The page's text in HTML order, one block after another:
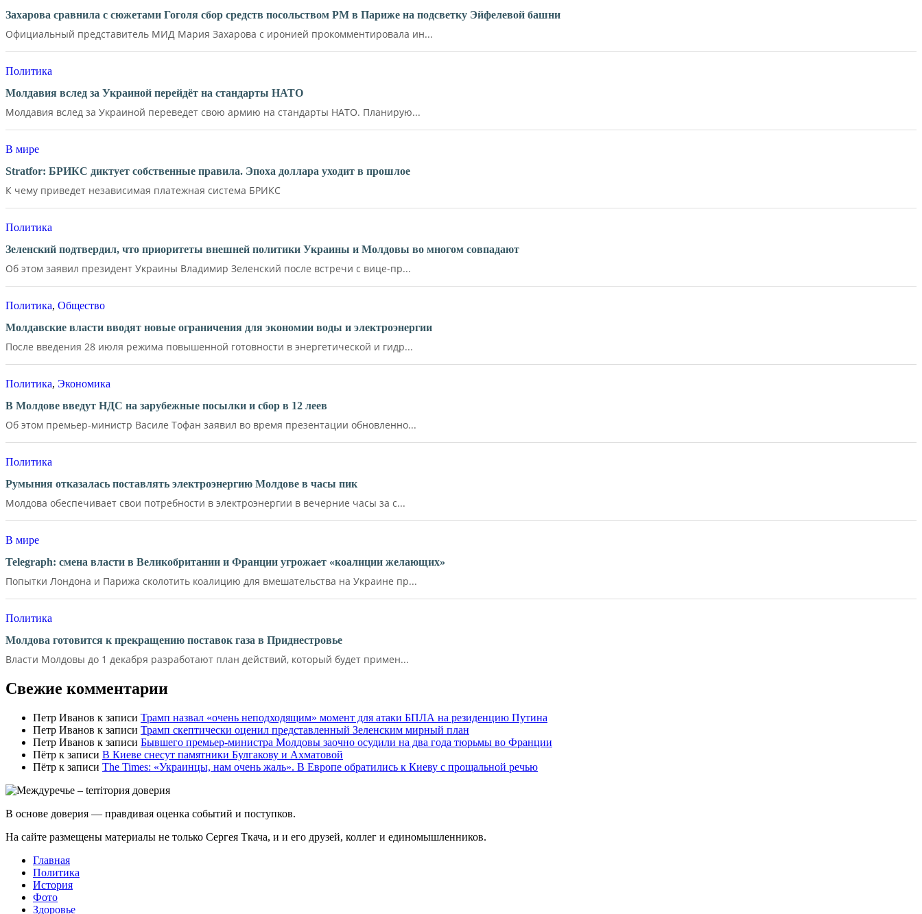
Захарова сравнила с сюжетами Гоголя сбор средств посольством РМ в Париже на подсветку Эйфелевой башни
Официальный представитель МИД Мария Захарова с иронией прокомментировала ин...
Политика
Молдавия вслед за Украиной перейдёт на стандарты НАТО
Молдавия вслед за Украиной переведет свою армию на стандарты НАТО. Планирую...
В мире
Stratfor: БРИКС диктует собственные правила. Эпоха доллара уходит в прошлое
К чему приведет независимая платежная система БРИКС
Политика
Зеленский подтвердил, что приоритеты внешней политики Украины и Молдовы во многом совпадают
Об этом заявил президент Украины Владимир Зеленский после встречи с вице-пр...
Политика, Общество
Молдавские власти вводят новые ограничения для экономии воды и электроэнергии
После введения 28 июля режима повышенной готовности в энергетической и гидр...
Политика, Экономика
В Молдове введут НДС на зарубежные посылки и сбор в 12 леев
Об этом премьер-министр Василе Тофан заявил во время презентации обновленно...
Политика
Румыния отказалась поставлять электроэнергию Молдове в часы пик
Молдова обеспечивает свои потребности в электроэнергии в вечерние часы за с...
В мире
Telegraph: смена власти в Великобритании и Франции угрожает «коалиции желающих»
Попытки Лондона и Парижа сколотить коалицию для вмешательства на Украине пр...
Политика
Молдова готовится к прекращению поставок газа в Приднестровье
Власти Молдовы до 1 декабря разработают план действий, который будет примен...
Свежие комментарии
Петр Иванов к записи Трамп назвал «очень неподходящим» момент для атаки БПЛА на резиденцию Путина
Петр Иванов к записи Трамп скептически оценил представленный Зеленским мирный план
Петр Иванов к записи Бывшего премьер-министра Молдовы заочно осудили на два года тюрьмы во Франции
Пётр к записи В Киеве снесут памятники Булгакову и Ахматовой
Пётр к записи Тhe Times: «Украинцы, нам очень жаль». В Европе обратились к Киеву с прощальной речью
В основе доверия — правдивая оценка событий и поступков.
На сайте размещены материалы не только Сергея Ткача, и и его друзей, коллег и единомышленников.
Главная
Политика
История
Фото
Здоровье